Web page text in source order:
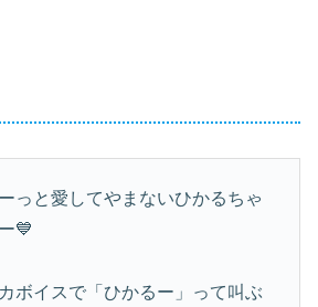
っと愛してやまないひかるちゃ
💙
ボイスで「ひかるー」って叫ぶ